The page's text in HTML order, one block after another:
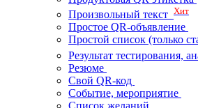
Произвольный текст Хит
Простое QR-объявление
Простой список (только
Результат тестирования,
Резюме
Свой QR-код
Событие, мероприятие
Список желаний